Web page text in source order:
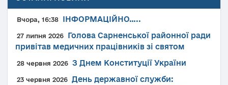
Вчора, 16:38 ІНФОРМАЦІЙНО…..
27 липня 2026
Голова Сарненської районної ради
привітав медичних працівників зі святом
28 червня 2026 З Днем Конституції України
23 червня 2026 День державної служби: